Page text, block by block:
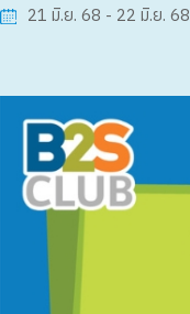
21 มิ.ย. 68 - 22 มิ.ย. 68